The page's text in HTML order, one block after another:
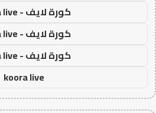
كورة لايف - koora live
كورة لايف - koora live
كورة لايف - koora live
koora live